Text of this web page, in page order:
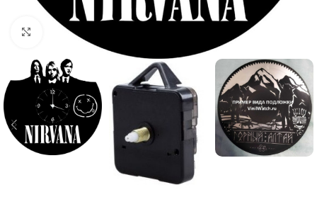
Нажмите, чтобы увеличить